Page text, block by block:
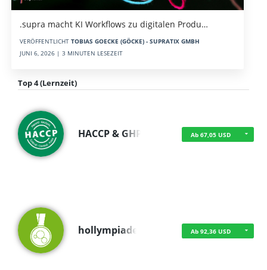
.supra macht KI Workflows zu digitalen Produ…
VERÖFFENTLICHT TOBIAS GOECKE (GÖCKE) - SUPRATIX GMBH
JUNI 6, 2026 | 3 MINUTEN LESEZEIT
Top 4 (Lernzeit)
HACCP & GHP Ab 67,05 USD
hollympiade Ab 92,36 USD